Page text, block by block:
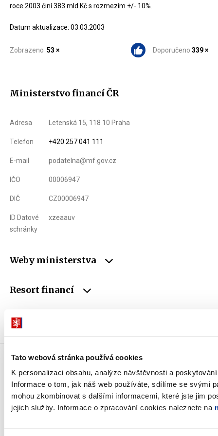
Tato webová stránka používá cookies
K personalizaci obsahu, analýze návštěvnosti a
Informace o tom, jak náš web používáte, sdílíme se svými
mohou zkombinovat s dalšími informacemi, které jste jim
jejich služby. Informace o zpracování cookies naleznete na
roce 2003 činí 383 mld Kč s rozmezím +/- 10%.
Datum aktualizace: 03.03.2003
Zobrazeno 53 × Doporučeno 339 ×
Ministerstvo financí ČR
Adresa Letenská 15, 118 10 Praha
Telefon +420 257 041 111
E-mail podatelna@mf.gov.cz
IČO 00006947
DIČ CZ00006947
ID Datové
schránky
xzeaauv
Weby ministerstva
Resort financí
Důležité odkazy
Odebírat novinky e-mailem